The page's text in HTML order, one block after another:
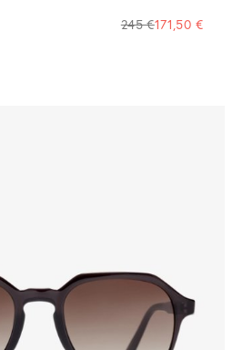
245 €171,50 €